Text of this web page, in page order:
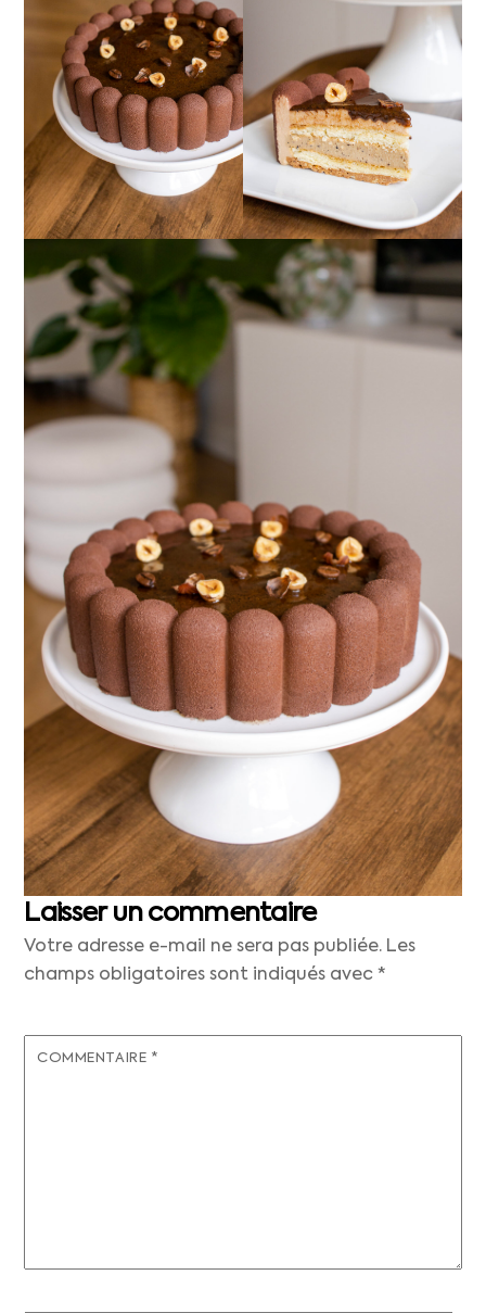
Laisser un commentaire
Votre adresse e-mail ne sera pas publiée. Les
champs obligatoires sont indiqués avec*
COMMENTAIRE *